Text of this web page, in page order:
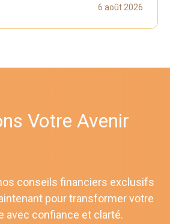
6 août 2026
Votre Avenir
conseils financiers exclusifs
pour transformer votre
avec confiance et clarté.